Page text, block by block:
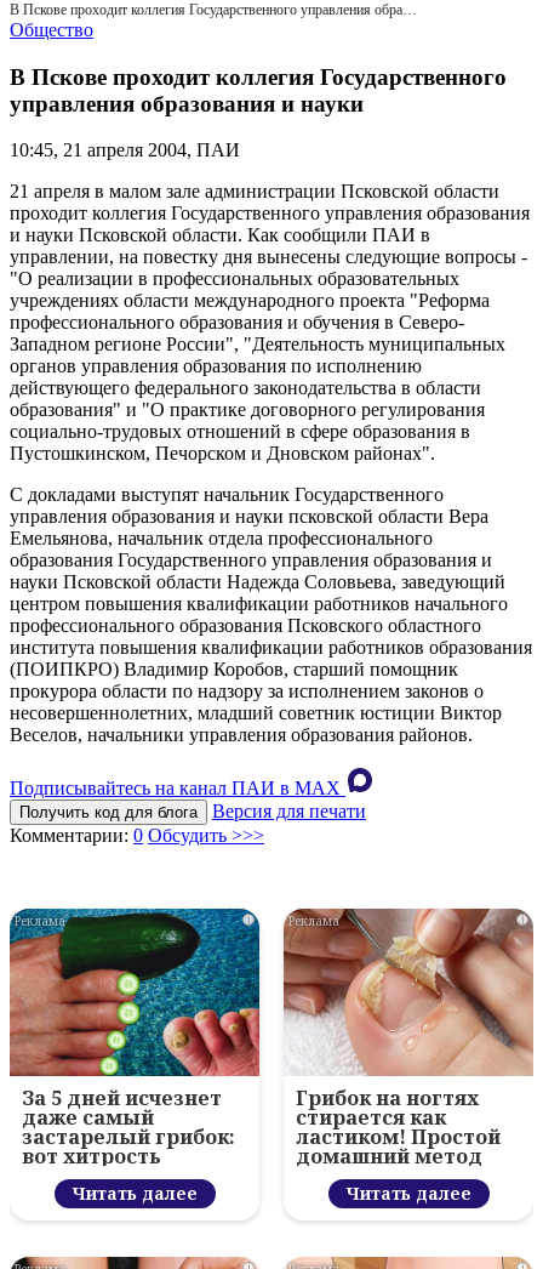
В Пскове проходит коллегия Государственного управления образования и науки
Общество
В Пскове проходит коллегия Государственного
управления образования и науки
10:45, 21 апреля 2004, ПАИ
21 апреля в малом зале администрации Псковской области
проходит коллегия Государственного управления образования
и науки Псковской области. Как сообщили ПАИ в
управлении, на повестку дня вынесены следующие вопросы -
"О реализации в профессиональных образовательных
учреждениях области международного проекта "Реформа
профессионального образования и обучения в Северо-
Западном регионе России", "Деятельность муниципальных
органов управления образования по исполнению
действующего федерального законодательства в области
образования" и "О практике договорного регулирования
социально-трудовых отношений в сфере образования в
Пустошкинском, Печорском и Дновском районах".
С докладами выступят начальник Государственного
управления образования и науки псковской области Вера
Емельянова, начальник отдела профессионального
образования Государственного управления образования и
науки Псковской области Надежда Соловьева, заведующий
центром повышения квалификации работников начального
профессионального образования Псковского областного
института повышения квалификации работников образования
(ПОИПКРО) Владимир Коробов, старший помощник
прокурора области по надзору за исполнением законов о
несовершеннолетних, младший советник юстиции Виктор
Веселов, начальники управления образования районов.
Подписывайтесь на канал ПАИ в MAХ
Получить код для блога
Версия для печати
Комментарии: 0 Обсудить >>>
i
За 5 дней исчезнет
даже самый
застарелый грибок:
вот хитрость
Читать далее
i
Грибок на ногтях
стирается как
ластиком! Простой
домашний метод
Читать далее